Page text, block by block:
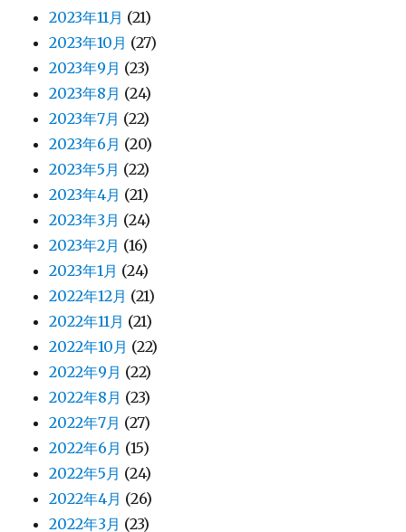
2023年11月 (21)
2023年10月 (27)
2023年9月 (23)
2023年8月 (24)
2023年7月 (22)
2023年6月 (20)
2023年5月 (22)
2023年4月 (21)
2023年3月 (24)
2023年2月 (16)
2023年1月 (24)
2022年12月 (21)
2022年11月 (21)
2022年10月 (22)
2022年9月 (22)
2022年8月 (23)
2022年7月 (27)
2022年6月 (15)
2022年5月 (24)
2022年4月 (26)
2022年3月 (23)